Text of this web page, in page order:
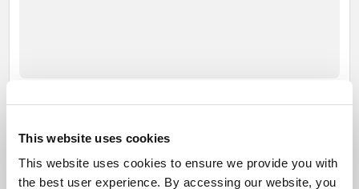
This website uses cookies
This website uses cookies to ensure we provide you with
the best user experience. By accessing our website, you
Recherche ethnographique sur le
cancer du sein de stade 4